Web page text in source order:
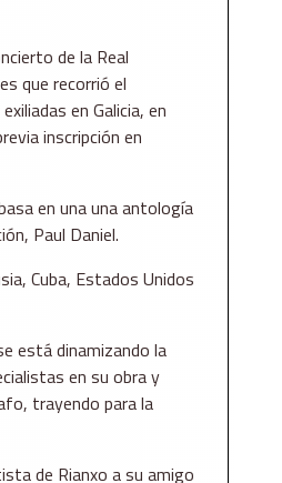
de la Real
que recorrió el
en Galicia, en
inscripción en
en una una antología
Paul Daniel.
Cuba, Estados Unidos
está dinamizando la
en su obra y
trayendo para la
de Rianxo a su amigo